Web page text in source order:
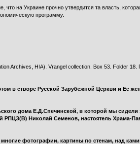
что на Украине прочно утвердится та власть,
программу.
Archives, HIA). Vrangel collection. Box 53. Folder 18.
в створе Русской Зарубежной Церкви и Ее
дома Е.Д.Спечинской, в которой мы сидели
Николай Семенов, настоятель Храма-
многие фотографии, картины по стенам, над